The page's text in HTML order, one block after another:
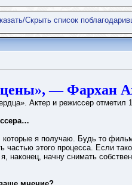
Скрыть список
— Фархан
Актер и режиссер
я получаю. Будь то
частью этого процесса. Если
наконец, начну снимать